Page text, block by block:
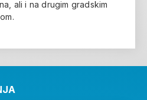
ali i na drugim gradskim